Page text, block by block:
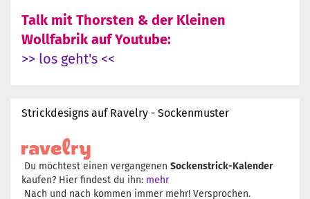
Talk mit Thorsten & der Kleinen
Wollfabrik auf Youtube:
>> los geht's <<
Strickdesigns auf Ravelry - Sockenmuster
Du möchtest einen vergangenen Sockenstrick-Kalender
kaufen? Hier findest du ihn: mehr
Nach und nach kommen immer mehr! Versprochen.